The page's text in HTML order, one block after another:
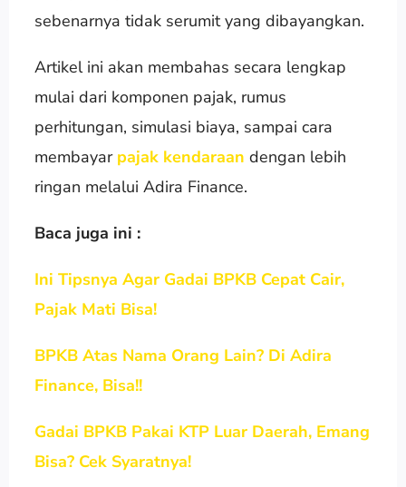
sebenarnya tidak serumit yang dibayangkan.
Artikel ini akan membahas secara lengkap
mulai dari komponen pajak, rumus
perhitungan, simulasi biaya, sampai cara
membayar pajak kendaraan dengan lebih
ringan melalui Adira Finance.
Baca juga ini :
Ini Tipsnya Agar Gadai BPKB Cepat Cair,
Pajak Mati Bisa!
BPKB Atas Nama Orang Lain? Di Adira
Finance, Bisa!!
Gadai BPKB Pakai KTP Luar Daerah, Emang
Bisa? Cek Syaratnya!